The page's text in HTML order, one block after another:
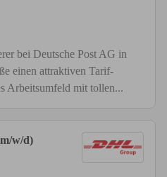
bei Deutsche Post AG in
einen attraktiven Tarif-
Arbeitsumfeld mit tollen...
w/d)